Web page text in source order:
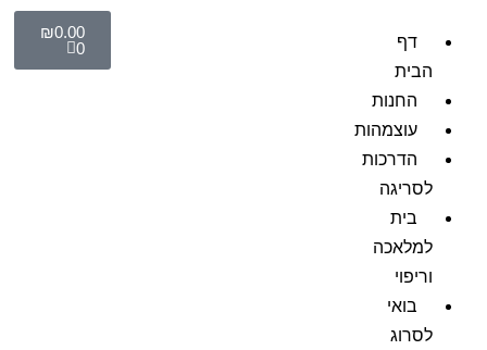
דף
הבית
החנות
עוצמהות
הדרכות
לסריגה
בית
למלאכה
וריפוי
בואי
לסרוג
₪0.00
0